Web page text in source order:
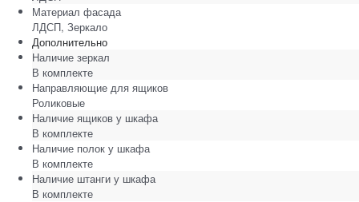
Материал фасада
ЛДСП, Зеркало
Дополнительно
Наличие зеркал
В комплекте
Направляющие для ящиков
Роликовые
Наличие ящиков у шкафа
В комплекте
Наличие полок у шкафа
В комплекте
Наличие штанги у шкафа
В комплекте